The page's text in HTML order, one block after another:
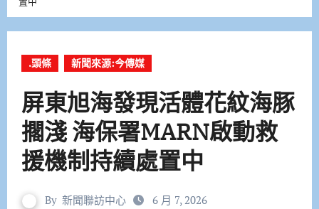
.頭條 新聞來源:今傳媒
屏東旭海發現活體花紋海豚
擱淺 海保署MARN啟動救
援機制持續處置中
By 新聞聯訪中心 6 月 7, 2026